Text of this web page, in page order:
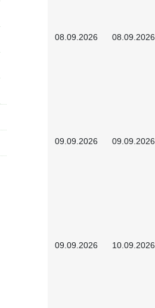
08.09.2026 08.09.2026
09.09.2026 09.09.2026
09.09.2026 10.09.2026